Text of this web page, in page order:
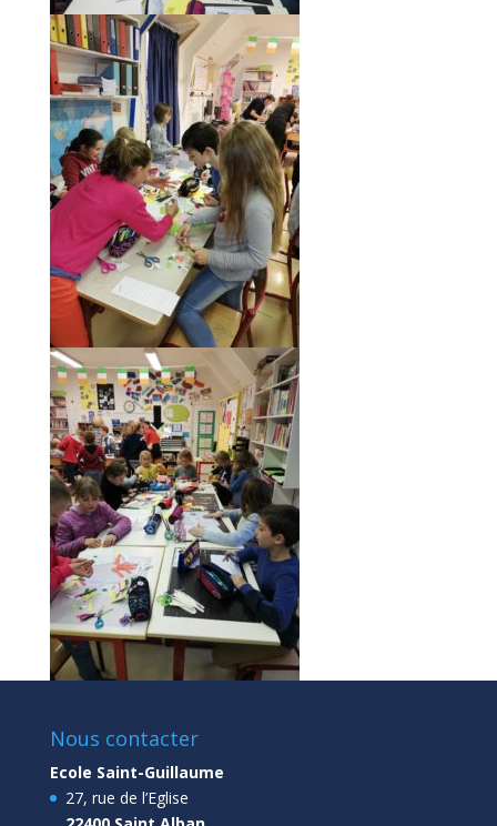
Nous contacter
Ecole Saint-Guillaume
27, rue de l’Eglise